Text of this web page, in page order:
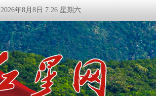
2026年8月8日 7:26 星期六